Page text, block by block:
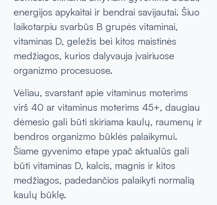
aktualūs skirtingi vitaminai ir mineralai.
Jaunesniame amžiuje, pavyzdžiui, renkantis
vitaminus moterims nuo 30, dažnai daugiau
dėmesio skiriama aktyviam gyvenimo būdui,
energijos apykaitai ir bendrai savijautai. Šiuo
laikotarpiu svarbūs B grupės vitaminai,
vitaminas D, geležis bei kitos maistinės
medžiagos, kurios dalyvauja įvairiuose
organizmo procesuose.
Vėliau, svarstant apie vitaminus moterims
virš 40 ar vitaminus moterims 45+, daugiau
dėmesio gali būti skiriama kaulų, raumenų ir
bendros organizmo būklės palaikymui.